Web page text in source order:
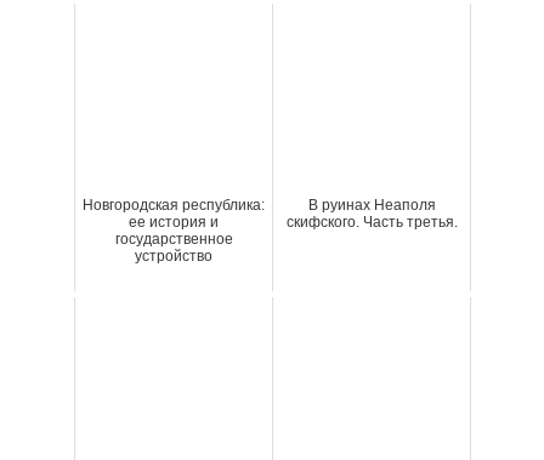
Новгородская республика:
ее история и
государственное
устройство
В руинах Неаполя
скифского. Часть третья.